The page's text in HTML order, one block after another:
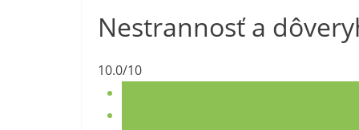
Nestrannosť a
10.0/10